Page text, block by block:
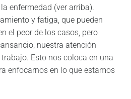
enfermedad (ver arriba).
y fatiga, que pueden
el peor de los casos, pero
nuestra atención
Esto nos coloca en una
enfocarnos en lo que estamos